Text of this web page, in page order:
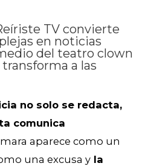
TV convierte
en noticias
del teatro clown
a las
no solo se redacta,
comunica
aparece como un
una excusa y la